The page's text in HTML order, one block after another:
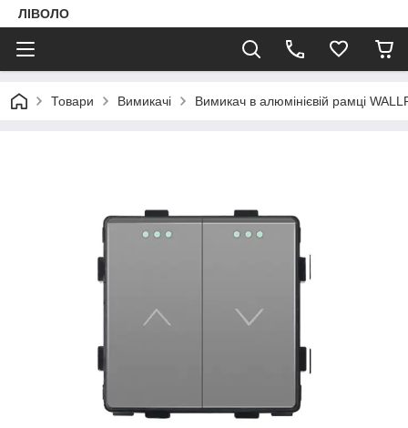
ЛІВОЛО
Товари Вимикачі Вимикач в алюмінієвій рамці